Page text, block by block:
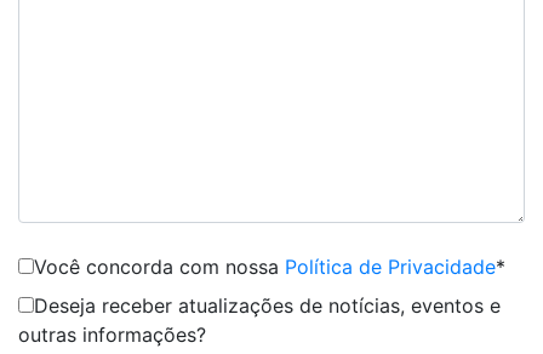
Você concorda com nossa Política de Privacidade*
Deseja receber atualizações de notícias, eventos e
outras informações?